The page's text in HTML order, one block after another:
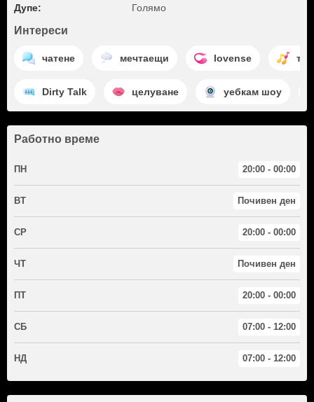
Дупе: Голямо
Интереси
чатене мечтаещи lovense
Dirty Talk целуване уебкам шоу
Работно време
ПН 20:00 - 00:00
ВТ Почивен ден
СР 20:00 - 00:00
ЧТ Почивен ден
ПТ 20:00 - 00:00
СБ 07:00 - 12:00
НД 07:00 - 12:00